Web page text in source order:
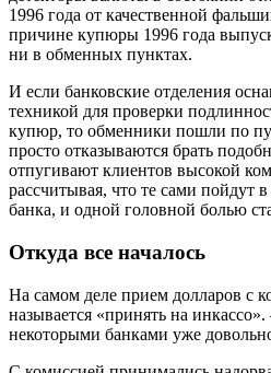
1996 года от качественной
причине купюры 1996 года
ни в обменных пунктах.
И если банковские отделения
техникой для проверки
купюр, то обменники пошли по
просто отказываются брать
отпугивают клиентов высокой
рассчитывая, что те сами пойдут
банка, и одной головной болью
Откуда все началось
На самом деле прием долларов с
называется «принять на
некоторыми банками уже